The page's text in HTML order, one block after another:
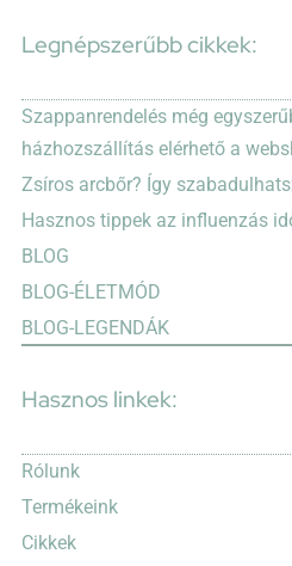
Legnépszerűbb cikkek:
Szappanrendelés még
házhozszállítás elérhető a
Zsíros arcbőr? Így
Hasznos tippek az influenzás
BLOG
BLOG-ÉLETMÓD
BLOG-LEGENDÁK
Hasznos linkek:
Rólunk
Termékeink
Cikkek